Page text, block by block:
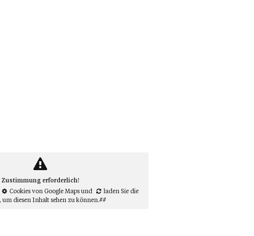
Zustimmung erforderlich!
Cookies von Google Mapsund
laden Sie die
, um diesen Inhalt sehen zu können.##